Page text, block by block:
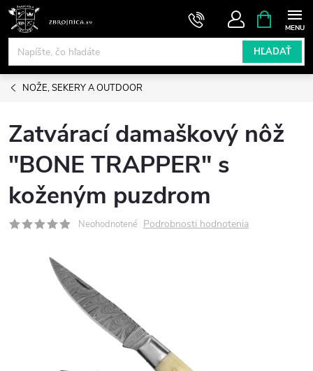
Prejsť
obsah
HĽADAŤ
KOŠÍK
NOŽE, SEKERY A OUTDOOR
Zatvárací damaškový nôž
"BONE TRAPPER" s
koženým puzdrom
Neohodnotené Podrobnosti hodnotenia